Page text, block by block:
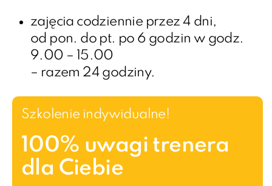
zajęcia codziennie przez 4 dni,
od pon. do pt. po 6 godzin w godz.
9.00 – 15.00
– razem 24 godziny.
Szkolenie indywidualne!
100% uwagi trenera
dla Ciebie